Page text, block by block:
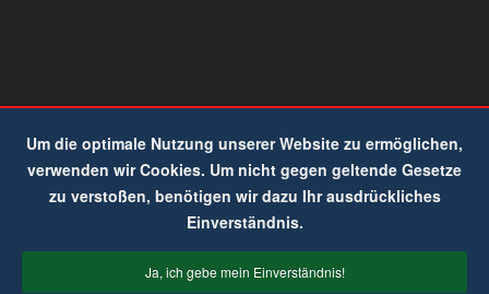
Um die optimale Nutzung unserer Website zu ermöglichen,
verwenden wir Cookies. Um nicht gegen geltende Gesetze
zu verstoßen, benötigen wir dazu Ihr ausdrückliches
Einverständnis.
Ja, ich gebe mein Einverständnis!